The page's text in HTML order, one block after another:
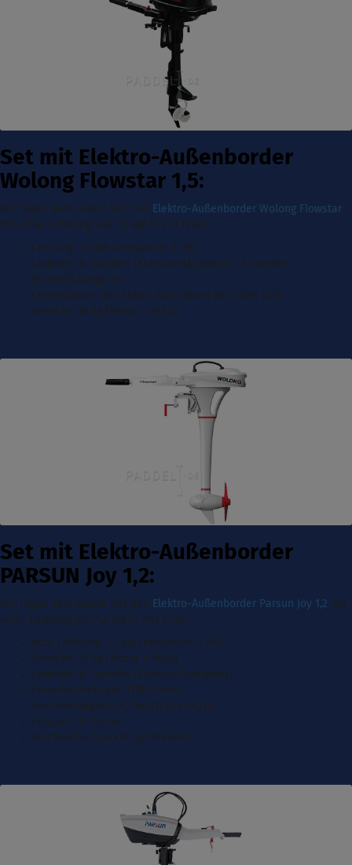
Set mit Elektro-Außenborder
Wolong Flowstar 1,5:
Wir fügen dem Grund-Set den Elektro-Außenborder Wolong Flowstar
mit einer Leistung von 1,5 kW (3 PS) hinzu.
Leistung: 1,5 kW (entspricht 3 PS)
Ladezeit: 8 Stunden (Standardladegerät), 3 Stunden
(Schnellladegerät)
Lebensdauer des Akkus: 800 Zyklen bei 100% DOD
Gewicht: 18 kg (Motor + Akku)
Set mit Elektro-Außenborder
PARSUN Joy 1,2:
Wir fügen dem Grund-Set den Elektro-Außenborder Parsun Joy 1,2 mit
einer Leistung von 1,2 kW (3 PS) hinzu.
Max. Leistung: 1,2 kW (entspricht 3 PS)
Gewicht: 20 kg (Motor + Akku)
Ladezeit: 8 Stunden (Standartladegerät)
Propellerdrehzahl: 1700 U/min
Geschwindigkeit: 8,7 km/h (5,4 mi/h)
Fahrzeit: 1h 12min
Reichweite: 10,4 km (6,5 Meilen)